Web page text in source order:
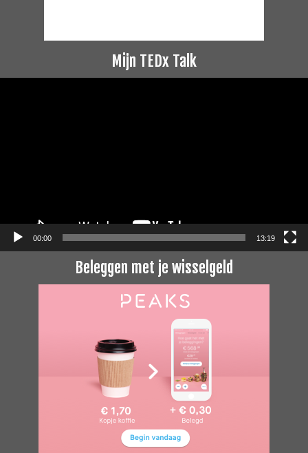
Mijn TEDx Talk
00:00 13:19
Beleggen met je wisselgeld